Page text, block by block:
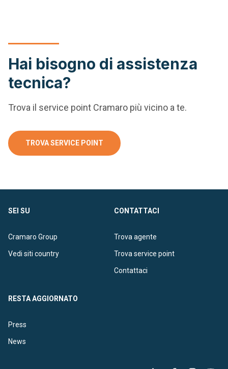
Hai bisogno di assistenza
tecnica?
Trova il service point Cramaro più vicino a te.
TROVA SERVICE POINT
SEI SU
Cramaro Group
Vedi siti country
CONTATTACI
Trova agente
Trova service point
Contattaci
RESTA AGGIORNATO
Press
News